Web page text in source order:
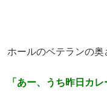
ホールのベテランの奥
「あー、うち昨日カレ